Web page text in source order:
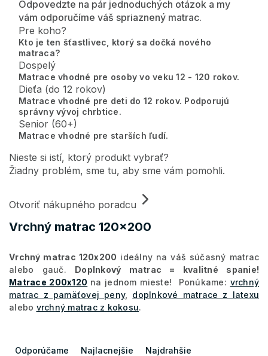
Vrchný matrac 120x200
Odpovedzte na pár jednoduchých otázok a my
vám odporučíme váš spriaznený matrac.
Pre koho?
Kto je ten šťastlivec, ktorý sa dočká nového
matraca?
Dospelý
Matrace vhodné pre osoby vo veku 12 - 120 rokov.
Dieťa (do 12 rokov)
Matrace vhodné pre deti do 12 rokov. Podporujú
správny vývoj chrbtice.
Senior (60+)
Matrace vhodné pre starších ľudí.
Nieste si istí, ktorý produkt vybrať?
Žiadny problém, sme tu, aby sme vám pomohli.
Otvoriť nákupného poradcu
Vrchný matrac 120x200 ideálny na váš súčasný matrac
alebo gauč. Doplnkový matrac = kvalitné spanie!
Matrace 200x120 na jednom mieste! Ponúkame: vrchný
matrac z pamäťovej peny, doplnkové matrace z latexu
alebo vrchný matrac z kokosu.
Odporúčame Najlacnejšie Najdrahšie